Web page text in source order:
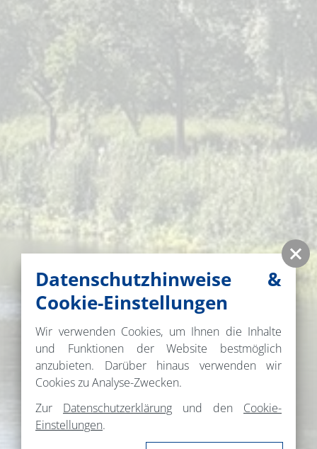
Datenschutzhinweise &
Cookie-Einstellungen
Wir verwenden Cookies, um Ihnen die Inhalte
und Funktionen der Website bestmöglich
anzubieten. Darüber hinaus verwenden wir
Cookies zu Analyse-Zwecken.
Zur Datenschutzerklärung und den Cookie-
Einstellungen.